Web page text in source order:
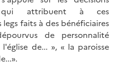
qui attribuent à ces
faits à des bénéficiaires
de personnalité
de... », « la paroisse